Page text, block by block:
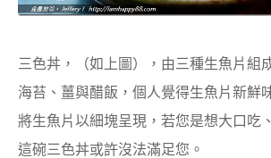
三色丼，（如上圖），由三種生魚片組
海苔、薑與醋飯，個人覺得生魚片新鮮
將生魚片以細塊呈現，若您是想大口吃
這碗三色丼或許沒法滿足您。